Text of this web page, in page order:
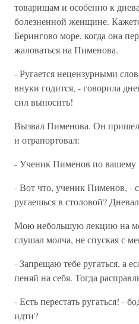
товарищам и особенно к
болезненной женщине.
Берингово море, когда она
жаловаться на Пименова.
- Ругается нецензурными
внуки годится, - говорила
сил выносить!
Вызвал Пименова. Он пришел
и отрапортовал:
- Ученик Пименов по вашему
- Вот что, ученик Пименов, -
ругаешься в столовой?
Мою небольшую лекцию на
слушал молча, не спуская с
- Запрещаю тебе ругаться, а
пеняй на себя. Тогда
- Есть перестать ругаться! -
идти?